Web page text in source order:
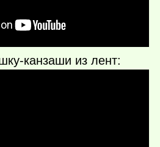
канзаши из лент: